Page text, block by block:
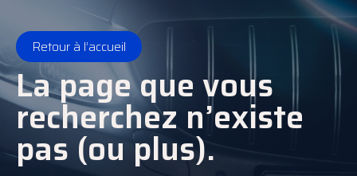
Retour à l’accueil
La page que vous
recherchez n’existe
pas (ou plus).